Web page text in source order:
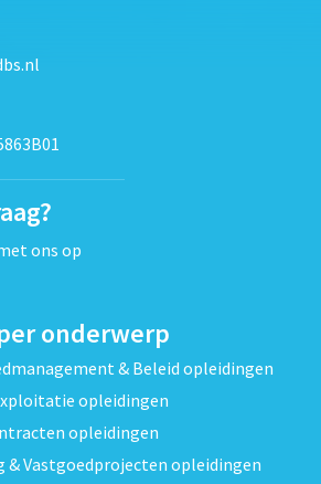
ons op
onderwerp
& Beleid opleidingen
opleidingen
opleidingen
Vastgoedprojecten opleidingen